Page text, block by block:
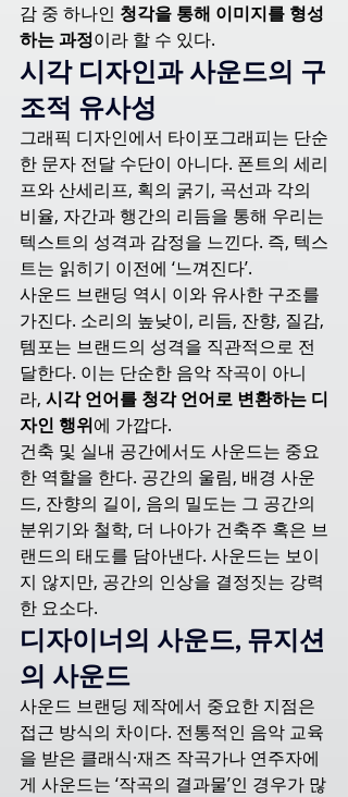
감 중 하나인 청각을 통해 이미지를 형성
하는 과정이라 할 수 있다.
시각 디자인과 사운드의 구
조적 유사성
그래픽 디자인에서 타이포그래피는 단순
한 문자 전달 수단이 아니다. 폰트의 세리
프와 산세리프, 획의 굵기, 곡선과 각의
비율, 자간과 행간의 리듬을 통해 우리는
텍스트의 성격과 감정을 느낀다. 즉, 텍스
트는 읽히기 이전에 ‘느껴진다’.
사운드 브랜딩 역시 이와 유사한 구조를
가진다. 소리의 높낮이, 리듬, 잔향, 질감,
템포는 브랜드의 성격을 직관적으로 전
달한다. 이는 단순한 음악 작곡이 아니
라, 시각 언어를 청각 언어로 변환하는 디
자인 행위에 가깝다.
건축 및 실내 공간에서도 사운드는 중요
한 역할을 한다. 공간의 울림, 배경 사운
드, 잔향의 길이, 음의 밀도는 그 공간의
분위기와 철학, 더 나아가 건축주 혹은 브
랜드의 태도를 담아낸다. 사운드는 보이
지 않지만, 공간의 인상을 결정짓는 강력
한 요소다.
디자이너의 사운드, 뮤지션
의 사운드
사운드 브랜딩 제작에서 중요한 지점은
접근 방식의 차이다. 전통적인 음악 교육
을 받은 클래식·재즈 작곡가나 연주자에
게 사운드는 ‘작곡의 결과물’인 경우가 많